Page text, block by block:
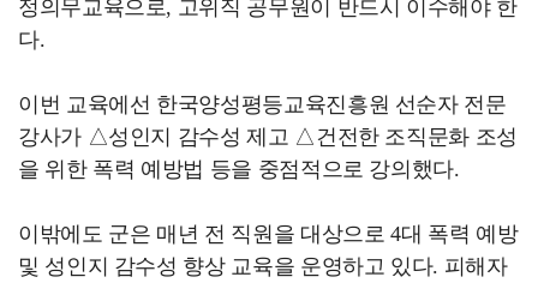
정의무교육으로, 고위직 공무원이 반드시 이수해야 한
다.
이번 교육에선 한국양성평등교육진흥원 선순자 전문
강사가 △성인지 감수성 제고 △건전한 조직문화 조성
을 위한 폭력 예방법 등을 중점적으로 강의했다.
이밖에도 군은 매년 전 직원을 대상으로 4대 폭력 예방
및 성인지 감수성 향상 교육을 운영하고 있다. 피해자